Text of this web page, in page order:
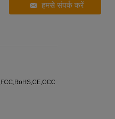
हमसे संपर्क करें